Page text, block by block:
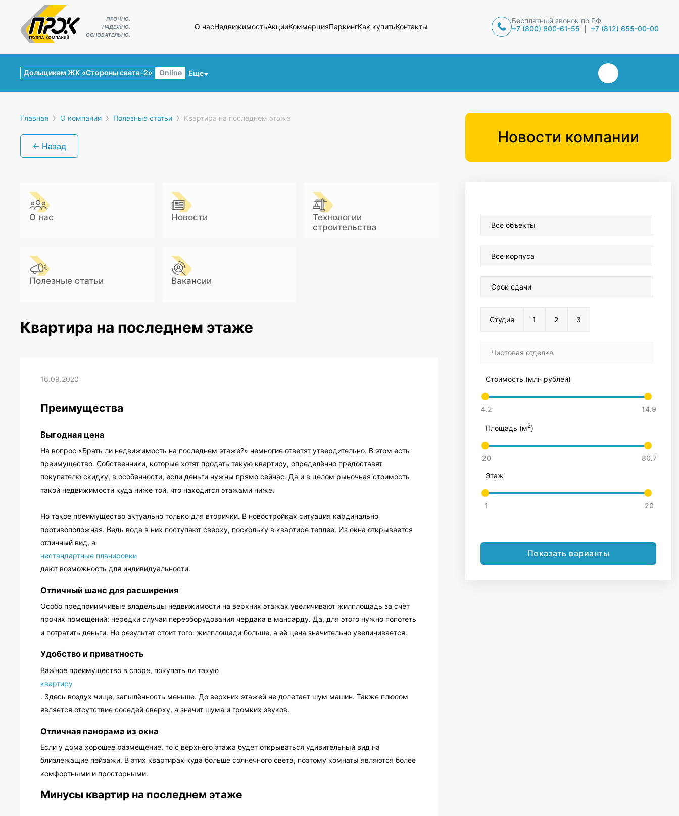
ПРОЧНО.
НАДЕЖНО.
ОСНОВАТЕЛЬНО.
О насНедвижимостьАкцииКоммерцияПаркингКак купитьКонтакты
Бесплатный звонок по РФ
+7 (800) 600-61-55
+7 (812) 655-00-00
Еще
Дольщикам ЖК «Стороны света-2» Online
Главная › О компании › Полезные статьи › Квартира на последнем этаже
← Назад
О нас Новости
Технологии
строительства
Полезные статьи Вакансии
Квартира на последнем этаже
16.09.2020
Преимущества
Выгодная цена
На вопрос «Брать ли недвижимость на последнем этаже?» немногие ответят утвердительно. В этом есть
преимущество. Собственники, которые хотят продать такую квартиру, определённо предоставят
покупателю скидку, в особенности, если деньги нужны прямо сейчас. Да и в целом рыночная стоимость
такой недвижимости куда ниже той, что находится этажами ниже.
Но такое преимущество актуально только для вторички. В новостройках ситуация кардинально
противоположная. Ведь вода в них поступают сверху, поскольку в квартире теплее. Из окна открывается
отличный вид, а
нестандартные планировки
дают возможность для индивидуальности.
Отличный шанс для расширения
Особо предприимчивые владельцы недвижимости на верхних этажах увеличивают жилплощадь за счёт
прочих помещений: нередки случаи переоборудования чердака в мансарду. Да, для этого нужно попотеть
и потратить деньги. Но результат стоит того: жилплощади больше, а её цена значительно увеличивается.
Удобство и приватность
Важное преимущество в споре, покупать ли такую
квартиру
. Здесь воздух чище, запылённость меньше. До верхних этажей не долетает шум машин. Также плюсом
является отсутствие соседей сверху, а значит шума и громких звуков.
Отличная панорама из окна
Если у дома хорошее размещение, то с верхнего этажа будет открываться удивительный вид на
близлежащие пейзажи. В этих квартирах куда больше солнечного света, поэтому комнаты являются более
комфортными и просторными.
Минусы квартир на последнем этаже
Новости компании
Все объекты
Все корпуса
Срок сдачи
Студия 1 2 3
Чистовая отделка
Стоимость (млн рублей)
Площадь (м2)
Этаж
Показать варианты